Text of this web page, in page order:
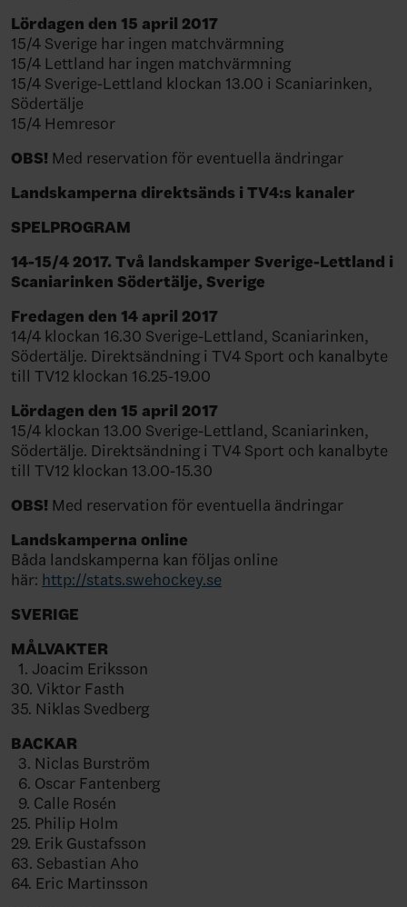
Lördagen den 15 april 2017
15/4 Sverige har ingen matchvärmning
15/4 Lettland har ingen matchvärmning
15/4 Sverige-Lettland klockan 13.00 i Scaniarinken,
Södertälje
15/4 Hemresor
OBS! Med reservation för eventuella ändringar
Landskamperna direktsänds i TV4:s kanaler
SPELPROGRAM
14-15/4 2017. Två landskamper Sverige-Lettland i
Scaniarinken Södertälje, Sverige
Fredagen den 14 april 2017
14/4 klockan 16.30 Sverige-Lettland, Scaniarinken,
Södertälje. Direktsändning i TV4 Sport och kanalbyte
till TV12 klockan 16.25-19.00
Lördagen den 15 april 2017
15/4 klockan 13.00 Sverige-Lettland, Scaniarinken,
Södertälje. Direktsändning i TV4 Sport och kanalbyte
till TV12 klockan 13.00-15.30
OBS! Med reservation för eventuella ändringar
Landskamperna online
Båda landskamperna kan följas online
här: http://stats.swehockey.se
SVERIGE
MÅLVAKTER
1. Joacim Eriksson
30. Viktor Fasth
35. Niklas Svedberg
BACKAR
3. Niclas Burström
6. Oscar Fantenberg
9. Calle Rosén
25. Philip Holm
29. Erik Gustafsson
63. Sebastian Aho
64. Eric Martinsson